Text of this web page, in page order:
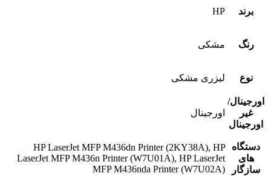
برند HP
رنگ مشکی
نوع لیزری مشکی
اورجینال/
غیر
اورجینال
اورجینال
دستگاه
های
سازگار
HP LaserJet MFP M436dn Printer (2KY38A), HP
LaserJet MFP M436n Printer (W7U01A), HP LaserJet
MFP M436nda Printer (W7U02A)